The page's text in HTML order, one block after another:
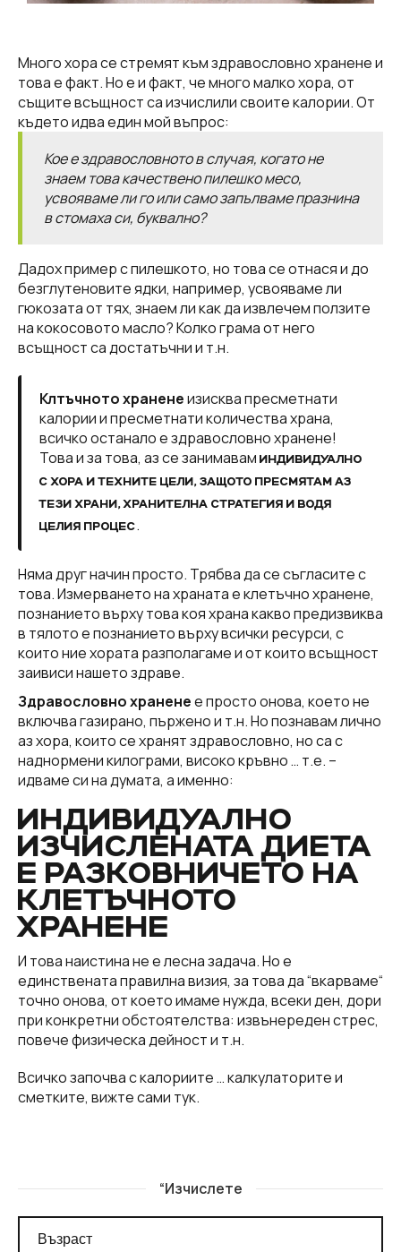
Много хора се стремят към здравословно хранене и
това е факт. Но е и факт, че много малко хора, от
същите всъщност са изчислили своите калории. От
където идва един мой въпрос:
Кое е здравословното в случая, когато не
знаем това качествено пилешко месо,
усвояваме ли го или само запълваме празнина
в стомаха си, буквално?
Дадох пример с пилешкото, но това се отнася и до
безглутеновите ядки, например, усвояваме ли
гюкозата от тях, знаем ли как да извлечем ползите
на кокосовото масло? Колко грама от него
всъщност са достатъчни и т.н.
Клтъчното храненеизисква пресметнати
калории и пресметнати количества храна,
всичко останало е здравословно хранене!
Това и за това, аз се занимавам ИНДИВИДУАЛНО
С ХОРА И ТЕХНИТЕ ЦЕЛИ, ЗАЩОТО ПРЕСМЯТАМ АЗ
ТЕЗИ ХРАНИ, ХРАНИТЕЛНА СТРАТЕГИЯ И ВОДЯ
ЦЕЛИЯ ПРОЦЕС.
Няма друг начин просто. Трябва да се съгласите с
това. Измерването на храната е клетъчно хранене,
познанието върху това коя храна какво предизвиква
в тялото е познанието върху всички ресурси, с
които ние хората разполагаме и от които всъщност
заивиси нашето здраве.
Здравословно храненее просто онова, което не
включва газирано, пържено и т.н. Но познавам лично
аз хора, които се хранят здравословно, но са с
наднормени килограми, високо кръвно … т.е. –
идваме си на думата, а именно:
ИНДИВИДУАЛНО
ИЗЧИСЛЕНАТА ДИЕТА
Е РАЗКОВНИЧЕТО НА
КЛЕТЪЧНОТО
ХРАНЕНЕ
И това наистина не е лесна задача. Но е
единствената правилна визия, за това да “вкарваме“
точно онова, от което имаме нужда, всеки ден, дори
при конкретни обстоятелства: извънереден стрес,
повече физическа дейност и т.н.
Всичко започва с калориите … калкулаторите и
сметките, вижте сами тук.
“Изчислете